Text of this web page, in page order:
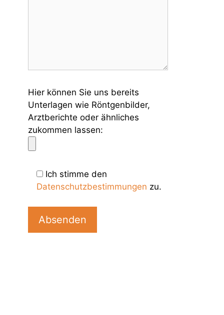
Hier können Sie uns bereits
Unterlagen wie Röntgenbilder,
Arztberichte oder ähnliches
zukommen lassen:
Ich stimme den
Datenschutzbestimmungen zu.